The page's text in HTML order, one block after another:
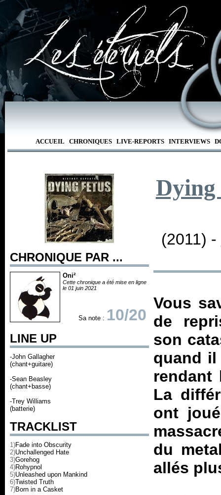
ACCUEIL CHRONIQUES LIVE-REPORTS INTERVIEWS
CHRONIQUE PAR ...
Oni²
Cette chronique a été mise en ligne
le 01 juin 2021
Sa note : 10/20
LINE UP
-John Gallagher
(chant+guitare)
-Sean Beasley
(chant+basse)
-Trey Williams
(batterie)
TRACKLIST
1)Fade into Obscurity
2)Unchallenged Hate
3)Gorehog
4)Rohypnol
5)Unleashed upon Mankind
6)Twisted Truth
7)Born in a Casket
Dying
(2011) -
Vous
de
son
quand il
rendant
La
ont
du
allés